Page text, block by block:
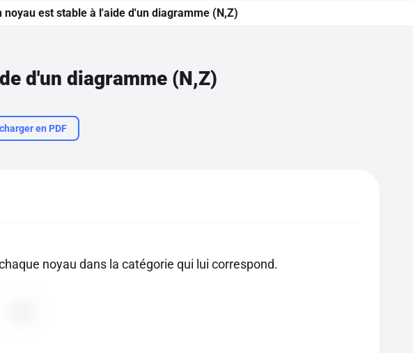
noyau est stable à l'aide d'un diagramme (N,Z)
d'un diagramme (N,Z)
en PDF
noyau dans la catégorie qui lui correspond.